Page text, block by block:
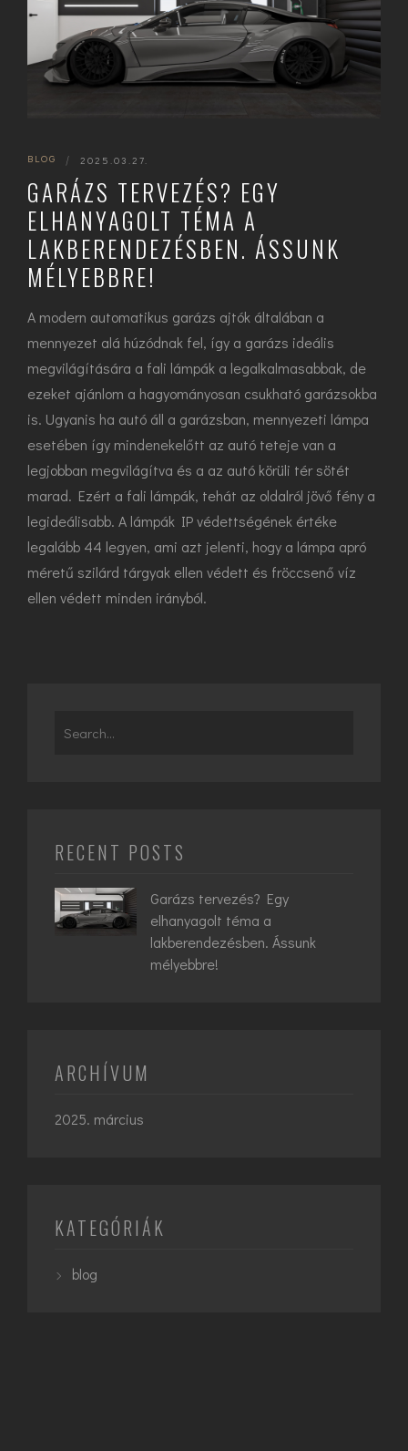
BLOG | 2025.03.27.
GARÁZS TERVEZÉS? EGY
ELHANYAGOLT TÉMA A
LAKBERENDEZÉSBEN. ÁSSUNK
MÉLYEBBRE!
A modern automatikus garázs ajtók általában a
mennyezet alá húzódnak fel, így a garázs ideális
megvilágítására a fali lámpák a legalkalmasabbak, de
ezeket ajánlom a hagyományosan csukható garázsokba
is. Ugyanis ha autó áll a garázsban, mennyezeti lámpa
esetében így mindenekelőtt az autó teteje van a
legjobban megvilágítva és a az autó körüli tér sötét
marad. Ezért a fali lámpák, tehát az oldalról jövő fény a
legideálisabb. A lámpák IP védettségének értéke
legalább 44 legyen, ami azt jelenti, hogy a lámpa apró
méretű szilárd tárgyak ellen védett és fröccsenő víz
ellen védett minden irányból.
RECENT POSTS
Garázs tervezés? Egy
elhanyagolt téma a
lakberendezésben. Ássunk
mélyebbre!
ARCHÍVUM
2025. március
KATEGÓRIÁK
blog